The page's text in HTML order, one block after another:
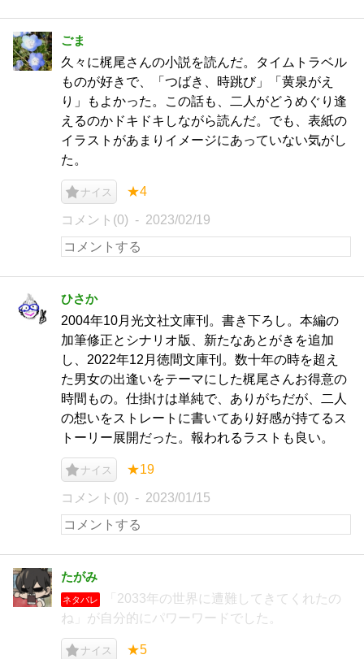
ごま
久々に梶尾さんの小説を読んだ。タイムトラベル
ものが好きで、「つばき、時跳び」「黄泉がえ
り」もよかった。この話も、二人がどうめぐり逢
えるのかドキドキしながら読んだ。でも、表紙の
イラストがあまりイメージにあっていない気がし
た。
ナイス ★4
コメント(0) 2023/02/19
ひさか
2004年10月光文社文庫刊。書き下ろし。本編の
加筆修正とシナリオ版、新たなあとがきを追加
し、2022年12月徳間文庫刊。数十年の時を超え
た男女の出逢いをテーマにした梶尾さんお得意の
時間もの。仕掛けは単純で、ありがちだが、二人
の想いをストレートに書いてあり好感が持てるス
トーリー展開だった。報われるラストも良い。
ナイス ★19
コメント(0) 2023/01/15
たがみ
ネタバレ
「2033年の世界に遭難してきてくれたの
ね」が自分的にパワーワードでした。
ナイス ★5